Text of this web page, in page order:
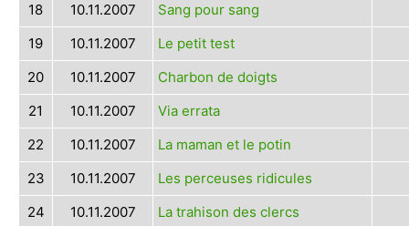
18
10.11.2007
Sang pour sang
19
10.11.2007
Le petit test
20
10.11.2007
Charbon de doigts
21
10.11.2007
Via errata
22
10.11.2007
La maman et le potin
23
10.11.2007
Les perceuses ridicules
24
10.11.2007
La trahison des clercs